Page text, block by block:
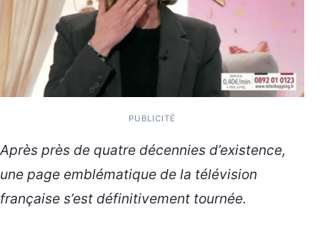
PUBLICITÉ
Après près de quatre décennies d’existence,
une page emblématique de la télévision
française s’est définitivement tournée.